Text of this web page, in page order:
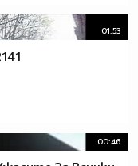
01:53
00:46